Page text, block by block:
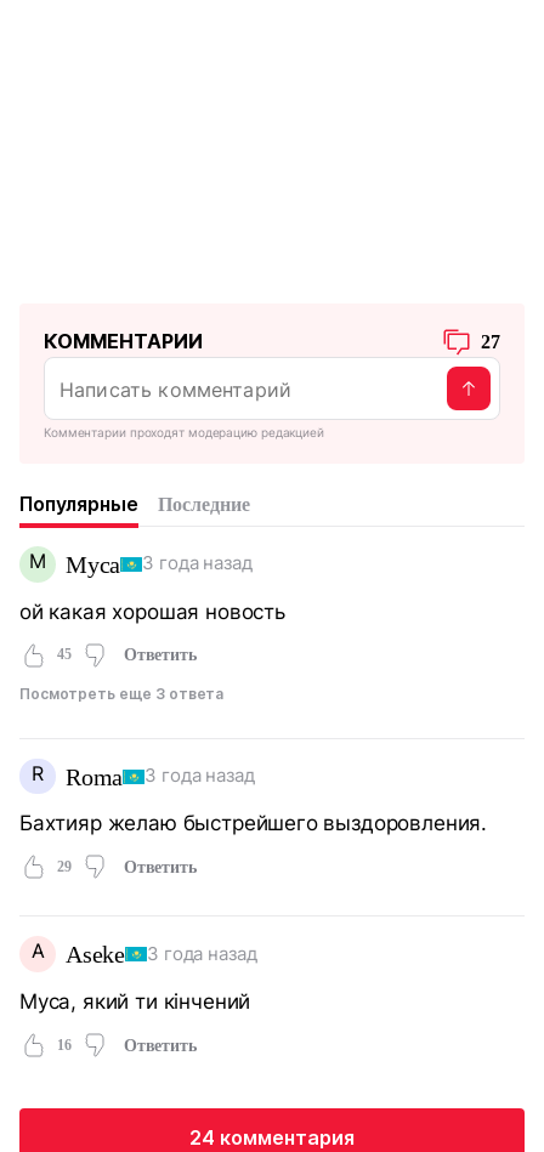
КОММЕНТАРИИ 27
Комментарии проходят модерацию редакцией
Популярные Последние
М Муса 3 года назад
ой какая хорошая новость
45 Ответить
Посмотреть еще 3 ответа
R Roma 3 года назад
Бахтияр желаю быстрейшего выздоровления.
29 Ответить
A Aseke 3 года назад
Муса, який ти кінчений
16 Ответить
24 комментария